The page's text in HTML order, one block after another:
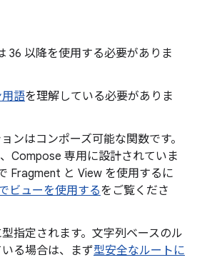
36 以降を使用する必要がありま
語を理解している必要がありま
ンはコンポーズ可能な関数です。
Compose 専用に設計されていま
Fragment と View を使用するに
ビューを使用するをご覧くださ
指定されます。文字列ベースのル
る場合は、まず型安全なルートに